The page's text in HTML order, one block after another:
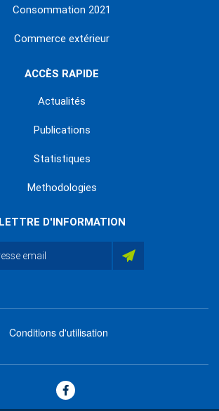
Consommation 2021
Commerce extérieur
ACCÈS RAPIDE
Actualités
Publications
Statistiques
Methodologies
LETTRE D'INFORMATION
Conditions d'utilisation